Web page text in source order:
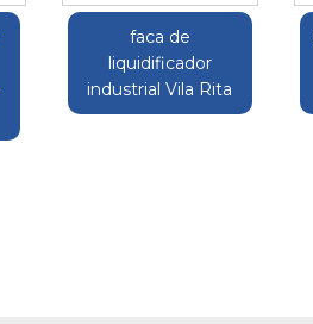
faca de
liquidificador
industrial Vila Rita